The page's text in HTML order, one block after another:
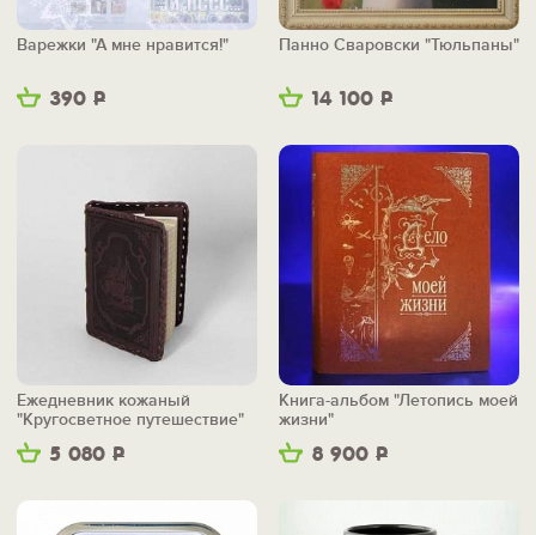
390 Р
Варежки "А мне нравится!"
14 100 Р
Панно Сваровски "Тюльпаны"
5 080 Р
Ежедневник кожаный
"Кругосветное путешествие"
8 900 Р
Книга-альбом "Летопись моей
жизни"